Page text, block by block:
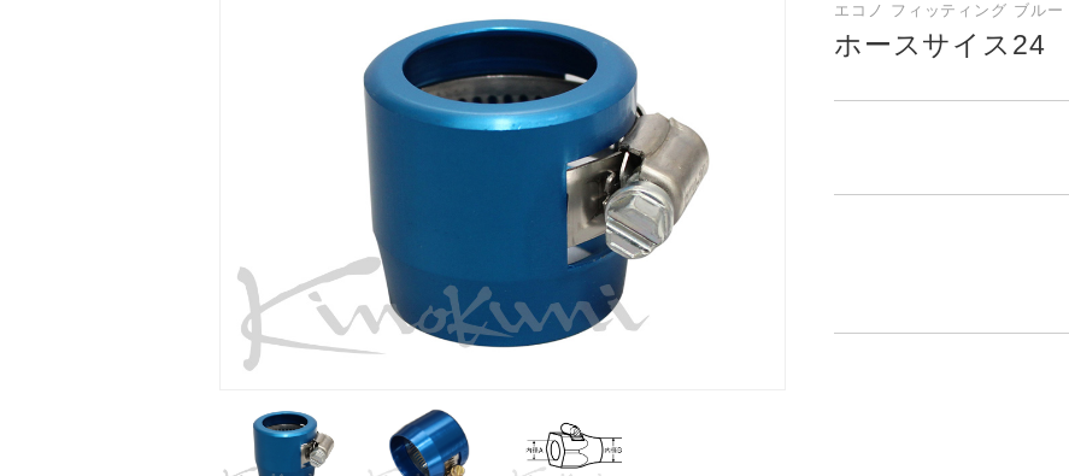
エコノ フィッティング ブルー
ホースサイス24